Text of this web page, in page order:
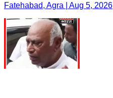
Fatehabad, Agra | Aug 5, 2026